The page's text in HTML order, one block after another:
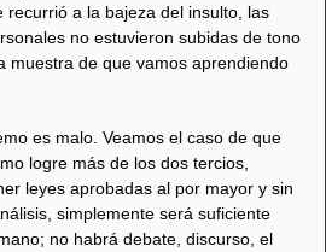
recurrió a la bajeza del insulto, las
no estuvieron subidas de tono
muestra de que vamos aprendiendo
es malo. Veamos el caso de que
logre más de los dos tercios,
leyes aprobadas al por mayor y sin
simplemente será suficiente
no habrá debate, discurso, el